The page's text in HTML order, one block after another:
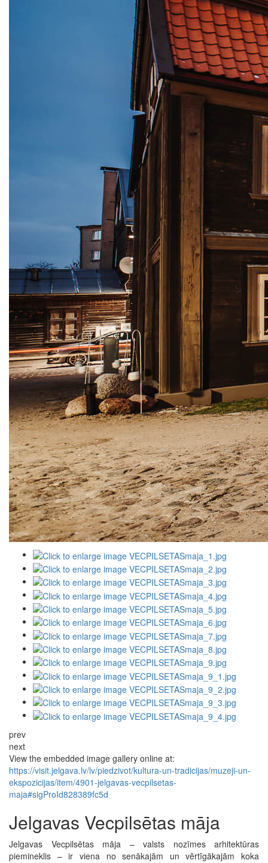
prev
next
View the embedded image gallery online at:
https://visit.jelgava.lv/lv/piedzivot/kultura-un-tradicijas/muzeji-un-
ekspozicijas/item/4901-jelgavas-vecpilsetas-
maja#sigProId828389fc5d
Jelgavas Vecpilsētas māja
Jelgavas Vecpilsētas māja – valsts nozīmes arhitektūras
piemineklis – ir viena no senākajām un vērtīgākajām koka